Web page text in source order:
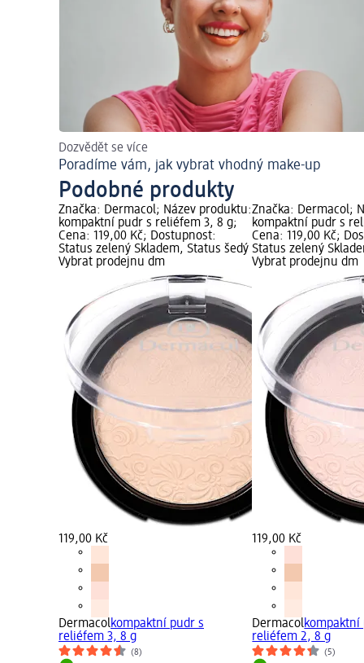
Dozvědět se více
Poradíme vám, jak vybrat vhodný make-up
Podobné produkty
Značka: Dermacol; Název produktu:
kompaktní pudr s reliéfem 3, 8 g;
Cena: 119,00 Kč; Dostupnost:
Status zelený Skladem, Status šedý
Vybrat prodejnu dm
119,00 Kč
Dermacolkompaktní pudr s
reliéfem 3, 8 g
(8)
Značka: Dermacol;
kompaktní pudr s
Cena: 119,00 Kč;
Status zelený
Vybrat prodejnu dm
119,00 Kč
Dermacolkompaktní
reliéfem 2, 8 g
(5)